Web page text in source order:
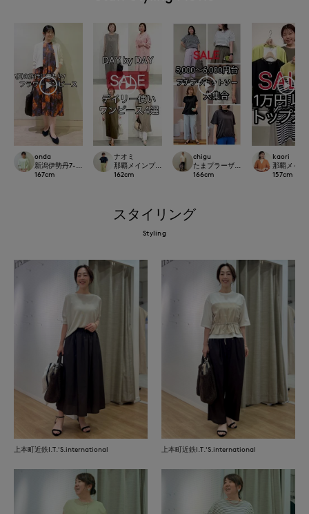
onda
新潟伊勢丹7-IDconcept.
167cm
ナオミ
那覇メインプレイスI.T.'S.international
162cm
chigu
たまプラーザ東急I.T.'S.international
166cm
kaori
那覇メイ
157cm
スタイリング
Styling
上本町近鉄I.T.'S.international 上本町近鉄I.T.'S.international